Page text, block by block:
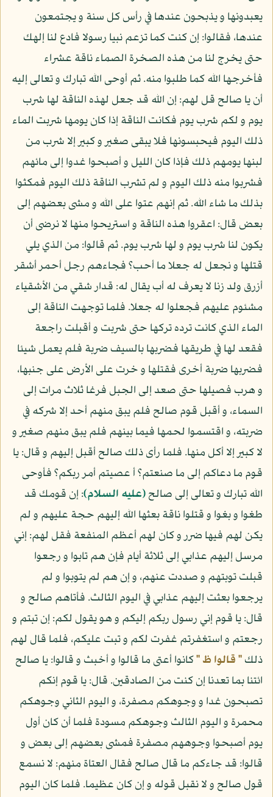
يعبدونها و يذبحون عندها في رأس كل سنة و يجتمعون
عندها، فقالوا: إن كنت كما تزعم نبيا رسولا فادع لنا إلهك
حتى يخرج لنا من هذه الصخرة الصماء ناقة عشراء
فأخرجها الله كما طلبوا منه. ثم أوحى الله تبارك و تعالى إليه
أن يا صالح قل لهم: إن الله قد جعل لهذه الناقة لها شرب
يوم و لكم شرب يوم فكانت الناقة إذا كان يومها شربت الماء
ذلك اليوم فيحبسونها فلا يبقى صغير و كبير إلا شرب من
لبنها يومهم ذلك فإذا كان الليل و أصبحوا غدوا إلى مائهم
فشربوا منه ذلك اليوم و لم تشرب الناقة ذلك اليوم فمكثوا
بذلك ما شاء الله. ثم إنهم عتوا على الله و مشى بعضهم إلى
بعض قال: اعقروا هذه الناقة و استريحوا منها لا نرضى أن
يكون لنا شرب يوم و لها شرب يوم. ثم قالوا: من الذي يلي
قتلها و نجعل له جعلا ما أحب؟ فجاءهم رجل أحمر أشقر
أزرق ولد زنا لا يعرف له أب يقال له: قدار شقي من الأشقياء
مشئوم عليهم فجعلوا له جعلا. فلما توجهت الناقة إلى
الماء الذي كانت ترده تركها حتى شربت و أقبلت راجعة
فقعد لها في طريقها فضربها بالسيف ضربة فلم يعمل شيئا
فضربها ضربة أخرى فقتلها و خرت على الأرض على جنبها،
و هرب فصيلها حتى صعد إلى الجبل فرغا ثلاث مرات إلى
السماء، و أقبل قوم صالح فلم يبق منهم أحد إلا شركه في
ضربته، و اقتسموا لحمها فيما بينهم فلم يبق منهم صغير و
لا كبير إلا أكل منها. فلما رأى ذلك صالح أقبل إليهم و قال: يا
قوم ما دعاكم إلى ما صنعتم؟ أ عصيتم أمر ربكم؟ فأوحى
الله تبارك و تعالى إلى صالح(عليه السلام): إن قومك قد
طغوا و بغوا و قتلوا ناقة بعثها الله إليهم حجة عليهم و لم
يكن لهم فيها ضرر و كان لهم أعظم المنفعة فقل لهم: إني
مرسل إليهم عذابي إلى ثلاثة أيام فإن هم تابوا و رجعوا
قبلت توبتهم و صددت عنهم، و إن هم لم يتوبوا و لم
يرجعوا بعثت إليهم عذابي في اليوم الثالث. فأتاهم صالح و
قال: يا قوم إني رسول ربكم إليكم و هو يقول لكم: إن تبتم و
رجعتم و استغفرتم غفرت لكم و تبت عليكم، فلما قال لهم
ذلك" قالوا ظ "كانوا أعتى ما قالوا و أخبث و قالوا: يا صالح
ائتنا بما تعدنا إن كنت من الصادقين. قال: يا قوم إنكم
تصبحون غدا و وجوهكم مصفرة، و اليوم الثاني وجوهكم
محمرة و اليوم الثالث وجوهكم مسودة فلما أن كان أول
يوم أصبحوا وجوههم مصفرة فمشى بعضهم إلى بعض و
قالوا: قد جاءكم ما قال صالح فقال العتاة منهم: لا نسمع
قول صالح و لا نقبل قوله و إن كان عظيما. فلما كان اليوم